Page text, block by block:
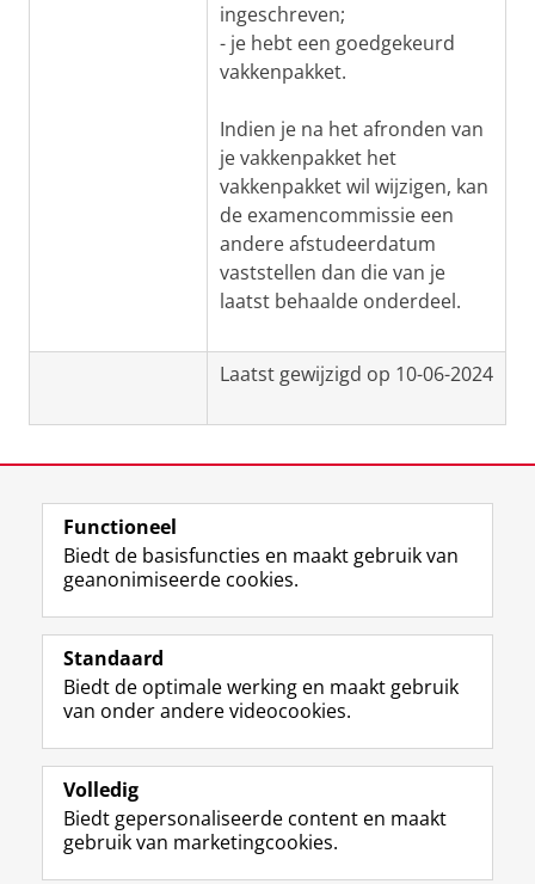
ingeschreven;
- je hebt een goedgekeurd
vakkenpakket.
Indien je na het afronden van
je vakkenpakket het
vakkenpakket wil wijzigen, kan
de examencommissie een
andere afstudeerdatum
vaststellen dan die van je
laatst behaalde onderdeel.
Laatst gewijzigd op 10-06-2024
View this page in:English
Volg de RUG
F
a
e
b
o
p
a
L
i
k
e
I
-
p
R
S
-
f
e
R
I
n
t
r
m
Y
o
T
e
k
Studiekiezers
Alumni
Over ons
Functioneel
Biedt de basisfuncties en maakt gebruik van
geanonimiseerde cookies.
Standaard
Biedt de optimale werking en maakt gebruik
van onder andere videocookies.
Volledig
Biedt gepersonaliseerde content en maakt
gebruik van marketingcookies.